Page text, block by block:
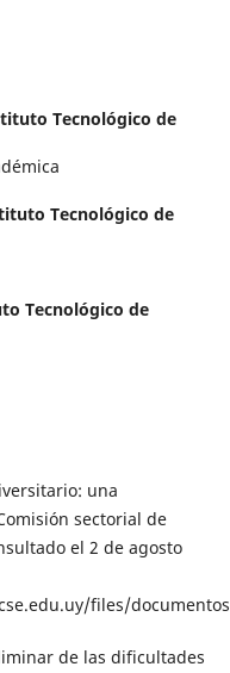
Tecnológico de
Tecnológico de
Tecnológico de
una
sectorial de
el 2 de agosto
files/documentos/
de las dificultades